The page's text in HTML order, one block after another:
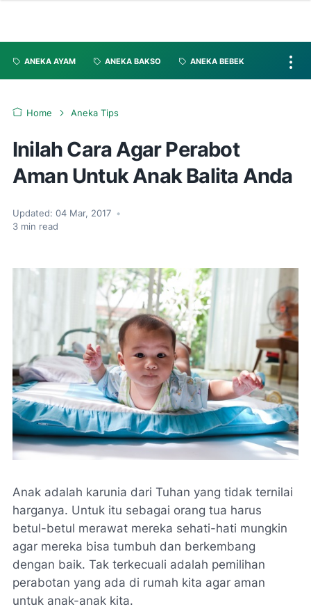
ANEKA AYAM ANEKA BAKSO ANEKA BEBEK
Home Aneka Tips
Inilah Cara Agar Perabot
Aman Untuk Anak Balita Anda
Updated: 04 Mar, 2017 •
3 min read
Anak adalah karunia dari Tuhan yang tidak ternilai
harganya. Untuk itu sebagai orang tua harus
betul-betul merawat mereka sehati-hati mungkin
agar mereka bisa tumbuh dan berkembang
dengan baik. Tak terkecuali adalah pemilihan
perabotan yang ada di rumah kita agar aman
untuk anak-anak kita.